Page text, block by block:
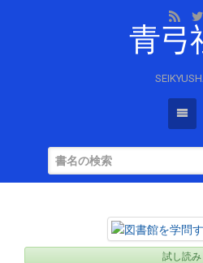
青弓
試し読み